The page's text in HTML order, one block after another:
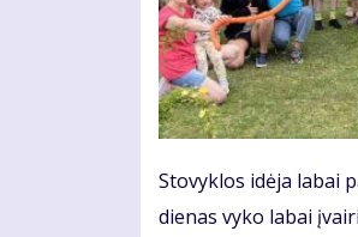
Stovyklos idėja labai
dienas vyko labai